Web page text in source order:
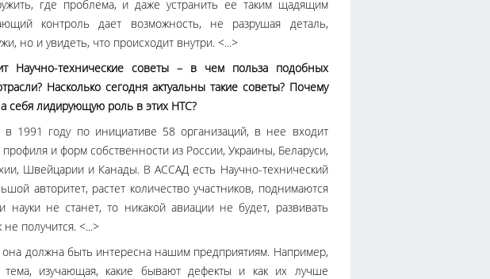
где проблема, и даже устранить ее таким щадящим
контроль дает возможность, не разрушая деталь,
но и увидеть, что происходит внутри. <...>
Научно-технические советы – в чем польза подобных
Насколько сегодня актуальны такие советы? Почему
себя лидирующую роль в этих НТС?
1991 году по инициативе 58 организаций, в нее входит
и форм собственности из России, Украины, Беларуси,
Швейцарии и Канады. В АССАД есть Научно-технический
авторитет, растет количество участников, поднимаются
науки не станет, то никакой авиации не будет, развивать
получится. <...>
должна быть интересна нашим предприятиям. Например,
изучающая, какие бывают дефекты и как их лучше